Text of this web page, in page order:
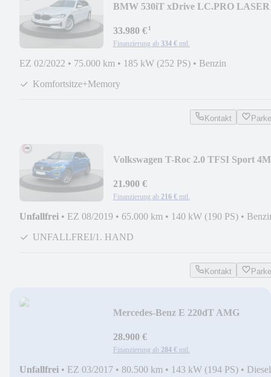
BMW 530iT xDrive LC.PRO LASER
33.980 €¹
Finanzierung ab 334 € mtl.
EZ 02/2022 • 75.000 km • 185 kW (252 PS) • Benzin
Komfortsitze+Memory
Kontakt
Volkswagen T-Roc 2.0 TFSI Sport 4M
21.900 €
Finanzierung ab 216 € mtl.
Unfallfrei • EZ 08/2019 • 65.000 km • 140 kW (190 PS) •
UNFALLFREI/1. HAND
Kontakt
Mercedes-Benz E 220dT AMG
CARPLAY
28.900 €
Finanzierung ab 284 € mtl.
Unfallfrei • EZ 03/2017 • 80.500 km • 143 kW (194 PS) • Diesel